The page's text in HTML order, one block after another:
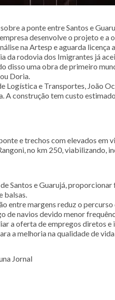
a ponte entre Santos e
desenvolve o projeto e
na Artesp e aguarda
da rodovia dos Imigrantes já
uma obra de primeiro
Doria.
Logística e Transportes, João
A construção tem custo
e trechos com elevados
no km 250, viabilizando,
Santos e Guarujá,
balsas.
entre margens reduz o
de navios devido menor
a oferta de empregos diretos
a melhoria na qualidade de
Jornal